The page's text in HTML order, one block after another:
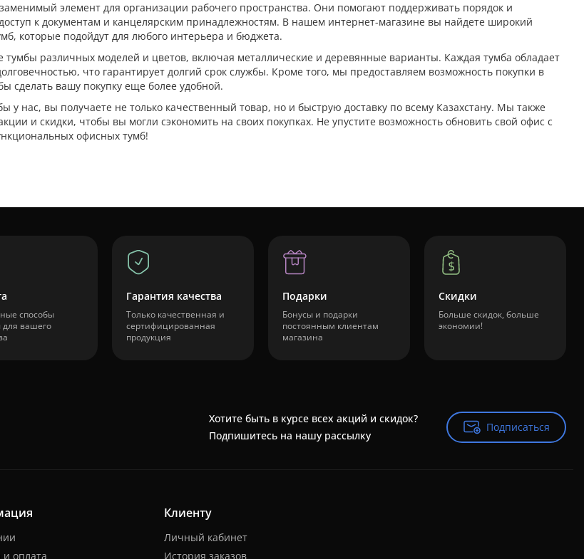
элемент для организации рабочего пространства. Они помогают поддерживать порядок и
к документам и канцелярским принадлежностям. В нашем интернет-магазине вы найдете широкий
которые подойдут для любого интерьера и бюджета.
различных моделей и цветов, включая металлические и деревянные варианты. Каждая тумба обладает
что гарантирует долгий срок службы. Кроме того, мы предоставляем возможность покупки в
сделать вашу покупку еще более удобной.
у нас, вы получаете не только качественный товар, но и быструю доставку по всему Казахстану. Мы также
и скидки, чтобы вы могли сэкономить на своих покупках. Не упустите возможность обновить свой офис с
офисных тумб!
способы
для вашего
Гарантия качества
Только качественная и
сертифицированная
продукция
Подарки
Бонусы и подарки
постоянным клиентам
магазина
Скидки
Больше скидок, больше
экономии!
Хотите быть в курсе всех акций и скидок?
Подпишитесь на нашу рассылку
Подписаться
Подписаться
и оплата
Клиенту
Личный кабинет
История заказов